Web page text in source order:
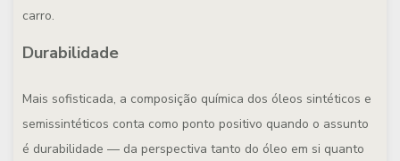
carro.
Durabilidade
Mais sofisticada, a composição química dos óleos sintéticos e
semissintéticos conta como ponto positivo quando o assunto
é durabilidade — da perspectiva tanto do óleo em si quanto